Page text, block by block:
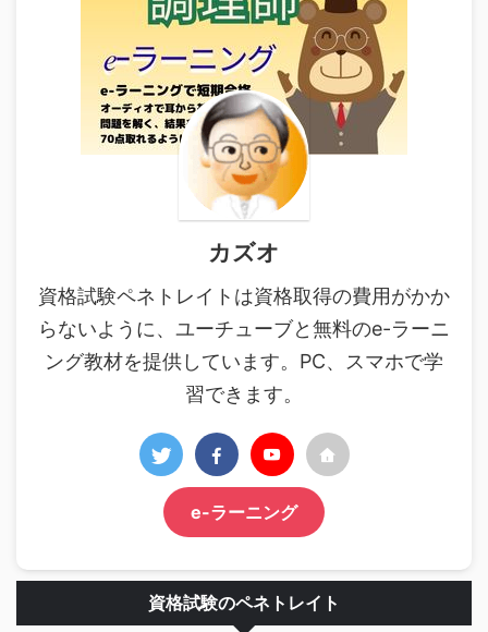
カズオ
資格試験ペネトレイトは資格取得の費用がかか
らないように、ユーチューブと無料のe-ラーニ
ング教材を提供しています。PC、スマホで学
習できます。
e-ラーニング
資格試験のペネトレイト